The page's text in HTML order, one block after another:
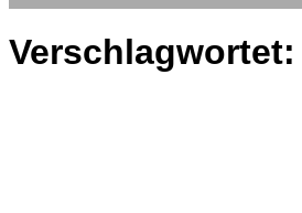
Verschlagwortet: